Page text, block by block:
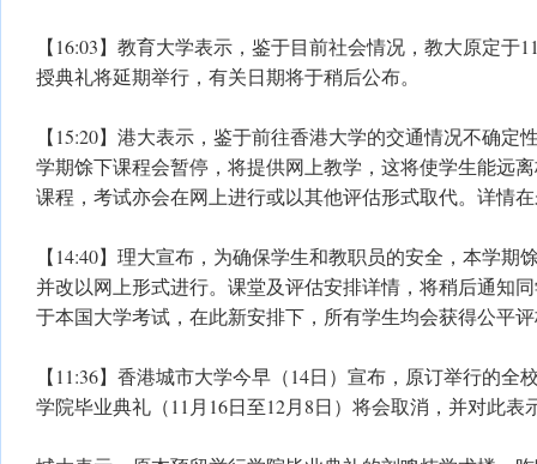
【16:03】教育大学表示，鉴于目前社会情况，教大原定于
授典礼将延期举行，有关日期将于稍后公布。
【15:20】港大表示，鉴于前往香港大学的交通情况不确定
学期馀下课程会暂停，将提供网上教学，这将使学生能远
课程，考试亦会在网上进行或以其他评估形式取代。详情
【14:40】理大宣布，为确保学生和教职员的安全，本学期
并改以网上形式进行。课堂及评估安排详情，将稍后通知
于本国大学考试，在此新安排下，所有学生均会获得公平
【11:36】香港城市大学今早（14日）宣布，原订举行的全
学院毕业典礼（11月16日至12月8日）将会取消，并对此表